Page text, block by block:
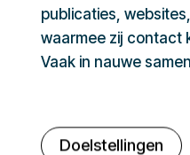
publicaties,
waarmee zij contact
Vaak in nauwe
Doelstellingen